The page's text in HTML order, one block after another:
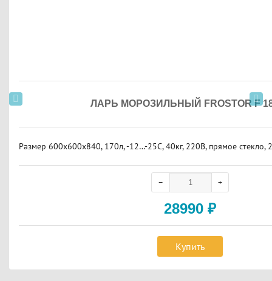
ЛАРЬ МОРОЗИЛЬНЫЙ FROSTOR F
Размер 600х600х840, 170л, -12…-25С, 40кг, 220В, прямое стекло,
28990 ₽
Купить